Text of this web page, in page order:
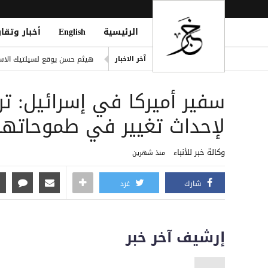
الرئيسية English أخبار
آخر الاخبار
هيثم حسن يوقع لسيلتيك
Against Houthi Attacks
الفرقة الثالثة في قوات
اليونان تنقذ عشرات
سفير أميركا في إسرائيل:
لإحداث تغيير في
وكالة خبر للأنباء منذ شهرين
شارك غرد
إرشيف آخر خبر